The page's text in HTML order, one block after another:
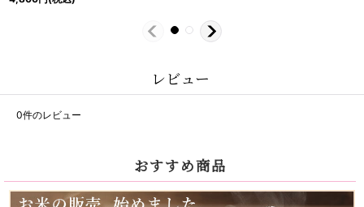
レビュー
0件のレビュー
おすすめ商品